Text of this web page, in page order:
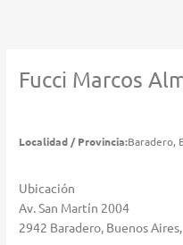
Fucci Marcos
Localidad / Provincia:Baradero,
Ubicación
Av. San Martín 2004
2942 Baradero, Buenos Aires,